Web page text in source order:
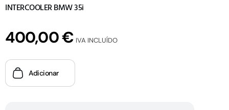
INTERCOOLER BMW 35i
400,00€ IVA INCLUÍDO
Adicionar